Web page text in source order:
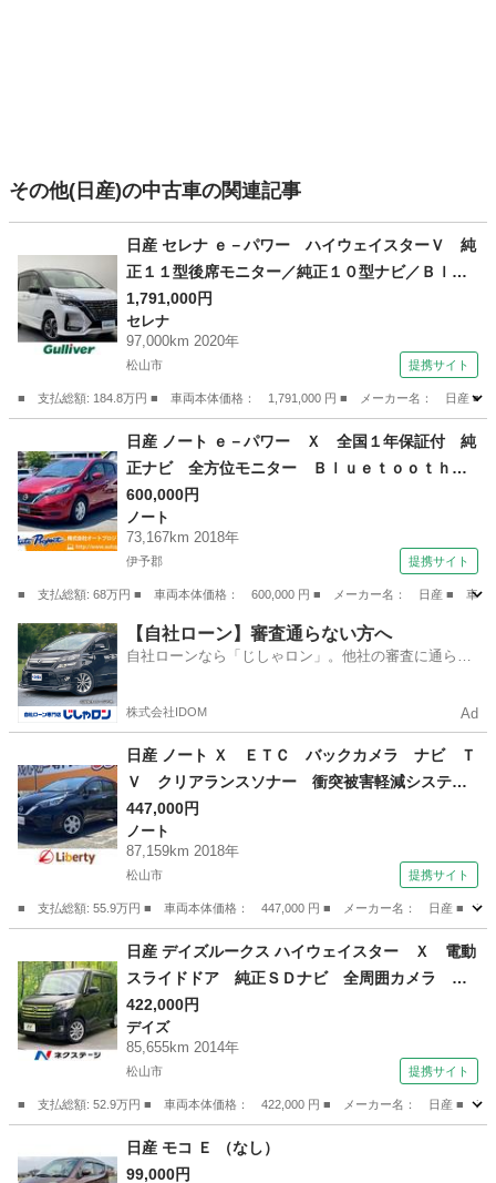
その他(日産)の中古車の関連記事
日産 セレナ ｅ－パワー ハイウェイスターＶ 純
正１１型後席モニター／純正１０型ナビ／Ｂｌｕ
ｅｔｏｏｔｈ／フルセグＴＶ／全周囲カメラ／Ｅ
ＴＣ／前方ドライブレコーダー／シートヒーター
／両側電動スライドドア／プロパイロット／ステ
1,791,000円
セレナ
97,000km 2020年
松山市 提携サイト
■ 支払総額: 184.8万円 ■ 車両本体価格： 1,791,000 円 ■ メーカー名： 日産 ■
セレナ
日産 ノート ｅ－パワー Ｘ 全国１年保証付 純
正ナビ 全方位モニター Ｂｌｕｅｔｏｏｔｈ
フルセグ デジタルインナーミラー ドラレコ
オートライト ＬＥＤヘッドライト （検9.2）
600,000円
ノート
73,167km 2018年
伊予郡 提携サイト
■ 支払総額: 68万円 ■ 車両本体価格： 600,000 円 ■ メーカー名： 日産 ■ 車
愛媛 伊予郡 ノート
【自社ローン】審査通らない方へ
自社ローンなら「じしゃロン」。他社の審査に通らな
株式会社IDOM Ad
日産 ノート Ｘ ＥＴＣ バックカメラ ナビ Ｔ
Ｖ クリアランスソナー 衝突被害軽減システ
ム オートライト スマートキー アイドリング
ストップ 電動格納ミラー ＣＶＴ 盗難防止シ
ステム 衝突安全ボディ ＡＢＳ ＥＳＣ （検9.1
447,000円
ノート
87,159km 2018年
松山市 提携サイト
■ 支払総額: 55.9万円 ■ 車両本体価格： 447,000 円 ■ メーカー名： 日産 ■
ノート
日産 デイズルークス ハイウェイスター Ｘ 電動
スライドドア 純正ＳＤナビ 全周囲カメラ 禁
煙車 スマートキー ＨＩＤヘッド ビルトイン
ＥＴＣ 純正１４インチアルミ オートエアコ
ン Ｂｌｕｅｔｏｏｔｈ ＣＤ ＤＶＤ再生 フ
422,000円
デイズ
85,655km 2014年
松山市 提携サイト
■ 支払総額: 52.9万円 ■ 車両本体価格： 422,000 円 ■ メーカー名： 日産 ■
デイズ
日産 モコ Ｅ （なし）
99,000円